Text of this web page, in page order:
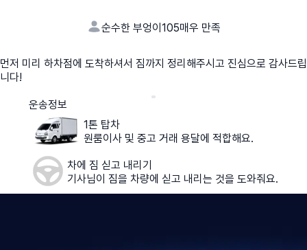
순수한 부엉이105매우 만족
먼저 미리 하차점에 도착하셔서 짐까지 정리해주시고 진심으로 감사드립
니다!
운송정보
1톤 탑차
원룸이사 및 중고 거래 용달에 적합해요.
차에 짐 싣고 내리기
기사님이 짐을 차량에 싣고 내리는 것을 도와줘요.